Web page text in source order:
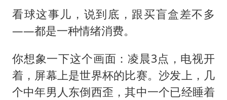
看球这事儿，说到底，跟买盲盒差不多
——都是一种情绪消费。
你想象一下这个画面：凌晨3点，电视开
着，屏幕上是世界杯的比赛。沙发上，几
个中年男人东倒西歪，其中一个已经睡着